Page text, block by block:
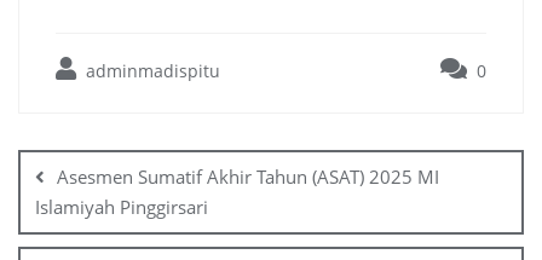
adminmadispitu 0
Asesmen Sumatif Akhir Tahun (ASAT) 2025 MI
Islamiyah Pinggirsari